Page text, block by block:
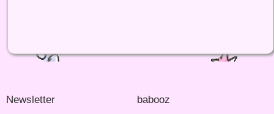
Newsletter babooz